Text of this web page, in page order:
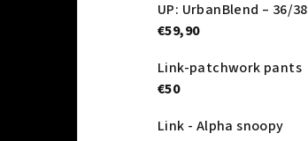
UP: UrbanBlend – 36/38
€59,90
Link-patchwork pants
€50
Link - Alpha snoopy